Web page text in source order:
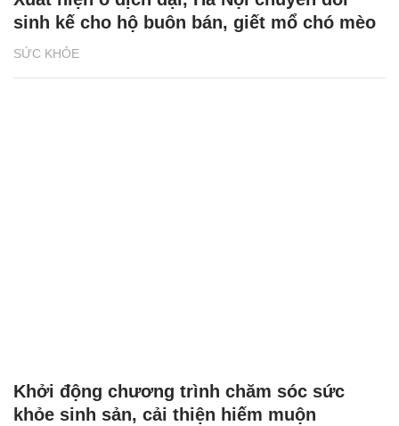
SỨC KHỎE
sinh kế cho hộ buôn bán, giết mổ chó mèo
Khởi động chương trình chăm sóc sức
khỏe sinh sản, cải thiện hiếm muộn